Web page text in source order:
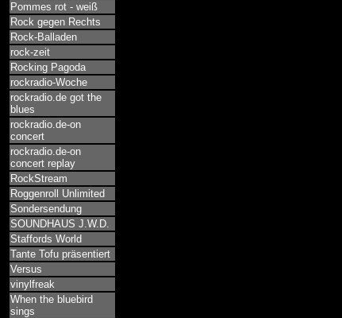
Pommes rot - weiß
Rock gegen Rechts
Rock-Balladen
rock-zeit
Rocking Pagoda
rockradio-Woche
rockradio.de got the
blues
rockradio.de-on
concert
rockradio.de-on
concert replay
RockStream
Roggenroll Unlimited
Sondersendung
SOUNDHAUS J.W.D.
Staffords World
Tante Tofu präsentiert
Versus
vinylfreak
When the bluebird
sings